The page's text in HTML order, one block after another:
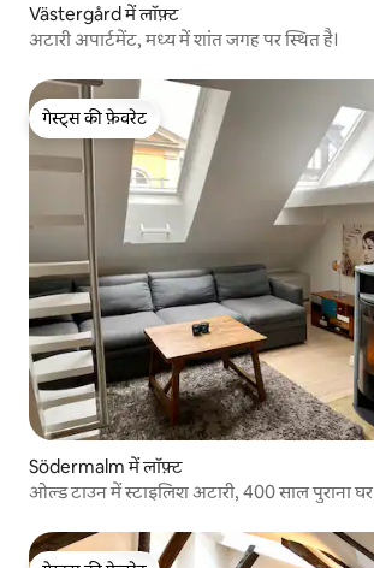
Västergård में लॉफ़्ट
अटारी अपार्टमेंट, मध्य में शांत जगह पर स्थित है।
गेस्ट्स की फ़ेवरेट
गेस्ट्स की फ़ेवरेट
Södermalm में लॉफ़्ट
ओल्ड टाउन में स्टाइलिश अटारी, 400 साल पुराना घर